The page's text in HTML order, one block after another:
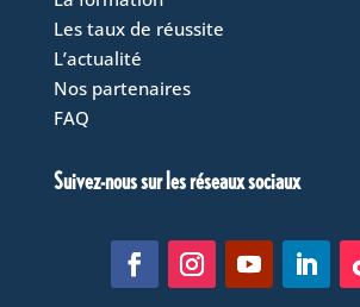
Les taux de réussite
L’actualité
Nos partenaires
FAQ
Suivez-nous sur les réseaux sociaux